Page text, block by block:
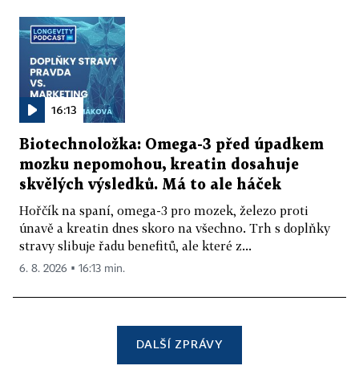
16:13
Biotechnoložka: Omega-3 před úpadkem
mozku nepomohou, kreatin dosahuje
skvělých výsledků. Má to ale háček
Hořčík na spaní, omega-3 pro mozek, železo proti
únavě a kreatin dnes skoro na všechno. Trh s doplňky
stravy slibuje řadu benefitů, ale které z...
6. 8. 2026 ▪ 16:13 min.
DALŠÍ ZPRÁVY